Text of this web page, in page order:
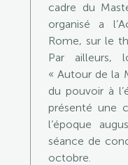
cadre du
organisé a
Rome, sur le
Par ailleurs,
« Autour de la
du pouvoir à
présenté une
l’époque
séance de
octobre.